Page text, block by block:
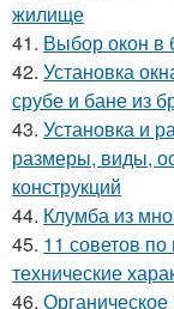
жилище
41. Выбор окон в
42. Установка
срубе и бане из
43. Установка и
размеры, виды,
конструкций
44. Клумба из
45. 11 советов
технические
46.